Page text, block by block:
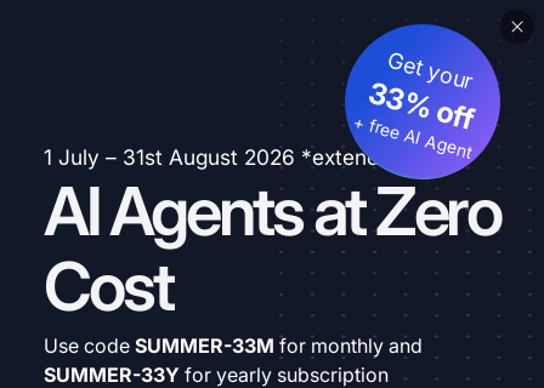
1 July – 31st August 2026 *extended
AI Agents at Zero
Cost
Get your
33% off
+ free AI Agent
Use code SUMMER-33M for monthly and
SUMMER-33Y for yearly subscription